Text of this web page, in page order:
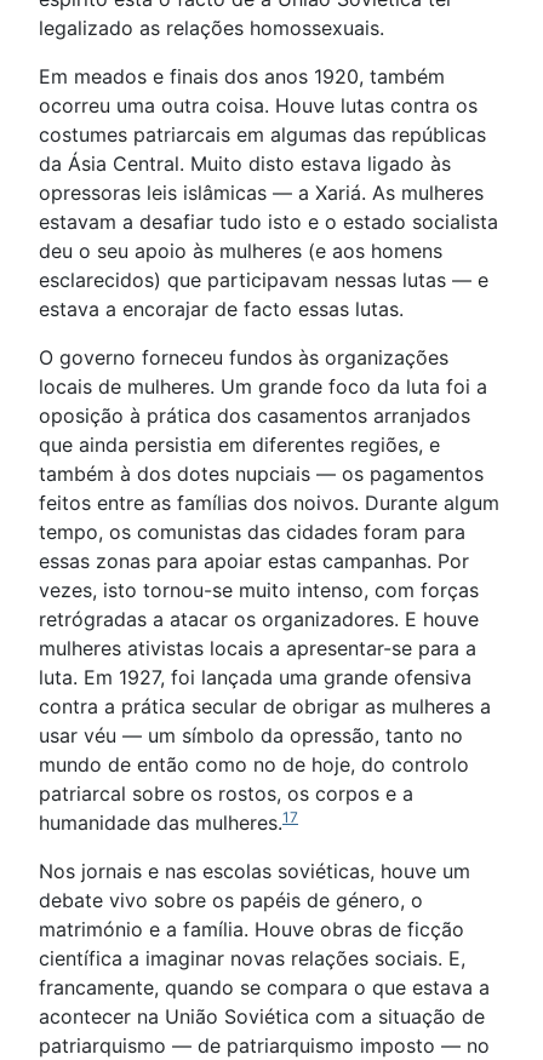
legalizado as relações homossexuais.
Em meados e finais dos anos 1920, também
ocorreu uma outra coisa. Houve lutas contra os
costumes patriarcais em algumas das repúblicas
da Ásia Central. Muito disto estava ligado às
opressoras leis islâmicas — a Xariá. As mulheres
estavam a desafiar tudo isto e o estado socialista
deu o seu apoio às mulheres (e aos homens
esclarecidos) que participavam nessas lutas — e
estava a encorajar de facto essas lutas.
O governo forneceu fundos às organizações
locais de mulheres. Um grande foco da luta foi a
oposição à prática dos casamentos arranjados
que ainda persistia em diferentes regiões, e
também à dos dotes nupciais — os pagamentos
feitos entre as famílias dos noivos. Durante algum
tempo, os comunistas das cidades foram para
essas zonas para apoiar estas campanhas. Por
vezes, isto tornou-se muito intenso, com forças
retrógradas a atacar os organizadores. E houve
mulheres ativistas locais a apresentar-se para a
luta. Em 1927, foi lançada uma grande ofensiva
contra a prática secular de obrigar as mulheres a
usar véu — um símbolo da opressão, tanto no
mundo de então como no de hoje, do controlo
patriarcal sobre os rostos, os corpos e a
humanidade das mulheres.17
Nos jornais e nas escolas soviéticas, houve um
debate vivo sobre os papéis de género, o
matrimónio e a família. Houve obras de ficção
científica a imaginar novas relações sociais. E,
francamente, quando se compara o que estava a
acontecer na União Soviética com a situação de
patriarquismo — de patriarquismo imposto — no